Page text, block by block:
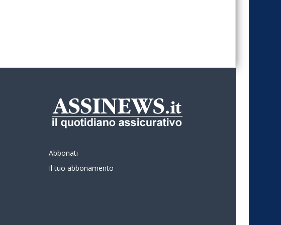
Abbonati
Il tuo abbonamento